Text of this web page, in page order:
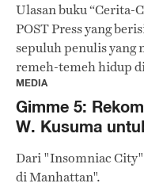
Ulasan buku “Cerita-
POST Press yang
sepuluh penulis yang
remeh-temeh hidup
MEDIA
Gimme 5:
W. Kusuma
Dari "Insomniac
di Manhattan".